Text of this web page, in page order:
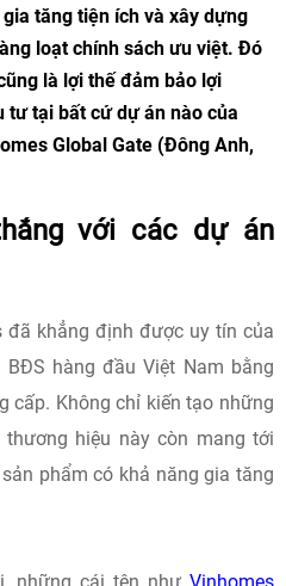
tăng tiện ích và xây dựng
loạt chính sách ưu việt. Đó
là lợi thế đảm bảo lợi
tư tại bất cứ dự án nào của
Global Gate (Đông Anh,
với các dự án
đã khẳng định được uy tín của
hàng đầu Việt Nam bằng
cấp. Không chỉ kiến tạo những
hiệu này còn mang tới
phẩm có khả năng gia tăng